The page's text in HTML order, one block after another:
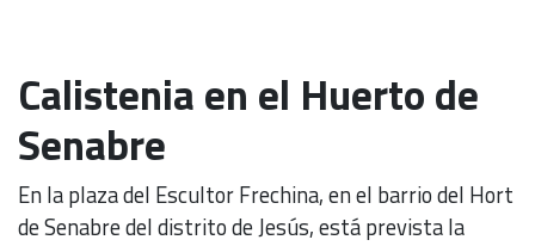
Calistenia en el Huerto de
Senabre
En la plaza del Escultor Frechina, en el barrio del Hort
de Senabre del distrito de Jesús, está prevista la